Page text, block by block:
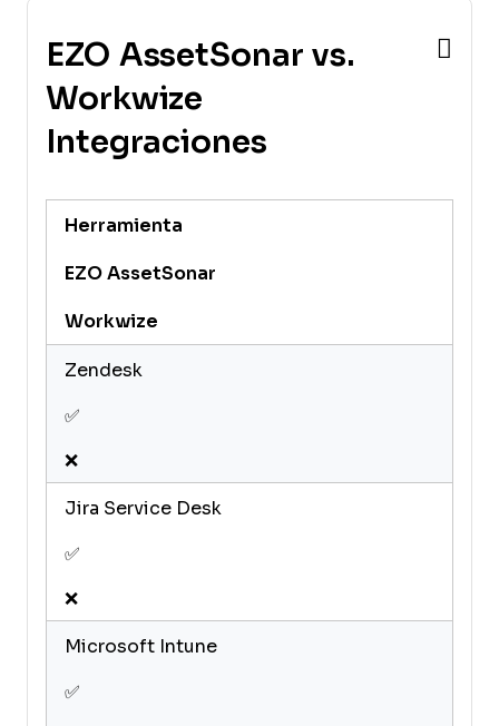
EZO AssetSonar vs.
Workwize
Integraciones
Herramienta
EZO AssetSonar
Workwize
Zendesk
✅
❌
Jira Service Desk
✅
❌
Microsoft Intune
✅